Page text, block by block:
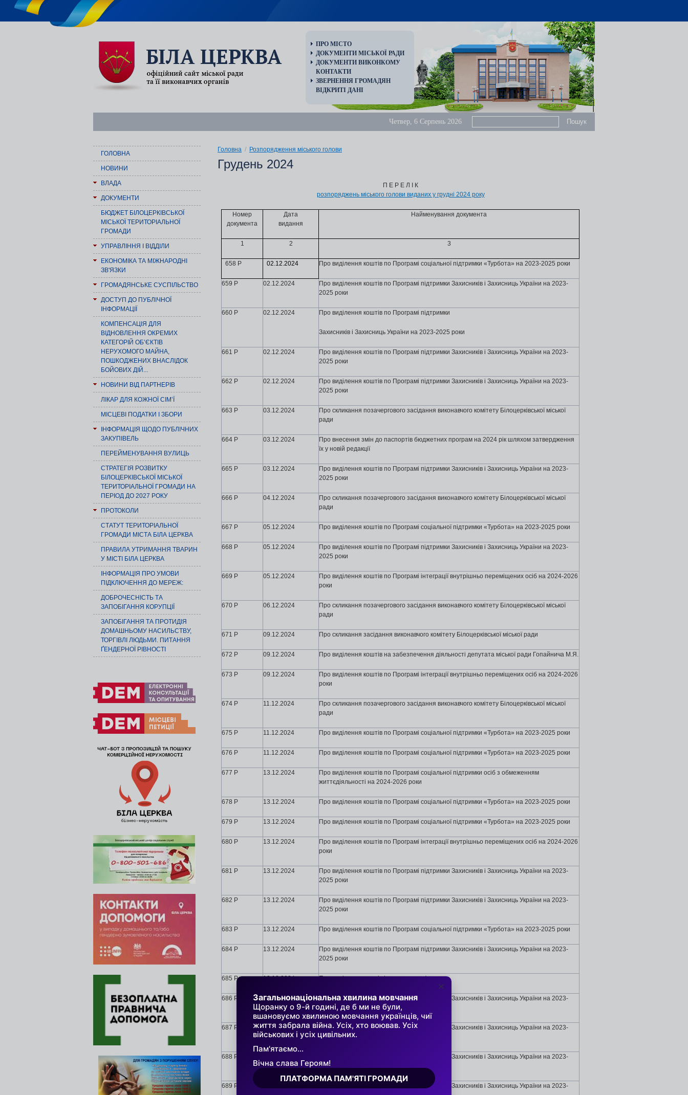
ПРО МІСТО
ДОКУМЕНТИ МІСЬКОЇ РАДИ
ДОКУМЕНТИ ВИКОНКОМУ
КОНТАКТИ
ЗВЕРНЕННЯ ГРОМАДЯН
ВІДКРИТІ ДАНІ
Четвер, 6 Серпень 2026
ГОЛОВНА
НОВИНИ
ВЛАДА
ДОКУМЕНТИ
БЮДЖЕТ БІЛОЦЕРКІВСЬКОЇ
МІСЬКОЇ ТЕРИТОРІАЛЬНОЇ
ГРОМАДИ
УПРАВЛІННЯ І ВІДДІЛИ
ЕКОНОМІКА ТА МІЖНАРОДНІ
ЗВ'ЯЗКИ
ГРОМАДЯНСЬКЕ СУСПІЛЬСТВО
ДОСТУП ДО ПУБЛІЧНОЇ
ІНФОРМАЦІЇ
КОМПЕНСАЦІЯ ДЛЯ
ВІДНОВЛЕННЯ ОКРЕМИХ
КАТЕГОРІЙ ОБ’ЄКТІВ
НЕРУХОМОГО МАЙНА,
ПОШКОДЖЕНИХ ВНАСЛІДОК
БОЙОВИХ ДІЙ...
НОВИНИ ВІД ПАРТНЕРІВ
ЛІКАР ДЛЯ КОЖНОЇ СІМ’Ї
МІСЦЕВІ ПОДАТКИ І ЗБОРИ
ІНФОРМАЦІЯ ЩОДО ПУБЛІЧНИХ
ЗАКУПІВЕЛЬ
ПЕРЕЙМЕНУВАННЯ ВУЛИЦЬ
СТРАТЕГІЯ РОЗВИТКУ
БІЛОЦЕРКІВСЬКОЇ МІСЬКОЇ
ТЕРИТОРІАЛЬНОЇ ГРОМАДИ НА
ПЕРІОД ДО 2027 РОКУ
ПРОТОКОЛИ
СТАТУТ ТЕРИТОРІАЛЬНОЇ
ГРОМАДИ МІСТА БІЛА ЦЕРКВА
ПРАВИЛА УТРИМАННЯ ТВАРИН
У МІСТІ БІЛА ЦЕРКВА
ІНФОРМАЦІЯ ПРО УМОВИ
ПІДКЛЮЧЕННЯ ДО МЕРЕЖ:
ДОБРОЧЕСНІСТЬ ТА
ЗАПОБІГАННЯ КОРУПЦІЇ
ЗАПОБІГАННЯ ТА ПРОТИДІЯ
ДОМАШНЬОМУ НАСИЛЬСТВУ,
ТОРГІВЛІ ЛЮДЬМИ. ПИТАННЯ
ҐЕНДЕРНОЇ РІВНОСТІ
Головна / Розпорядження міського голови
Грудень 2024
П Е Р Е Л І К
розпоряджень міського голови виданих у грудні 2024 року
Номер
документа
Дата
видання
Найменування документа
1 2 3
658 Р 02.12.2024 Про виділення коштів по Програмі соціальної підтримки «Турбота» на 2023-2025 роки
659 Р 02.12.2024
Про виділення коштів по Програмі підтримки Захисників і Захисниць України на 2023-
2025 роки
660 Р 02.12.2024 Про виділення коштів по Програмі підтримки
Захисників і Захисниць України на 2023-2025 роки
661 Р 02.12.2024
Про виділення коштів по Програмі підтримки Захисників і Захисниць України на 2023-
2025 роки
662 Р 02.12.2024
Про виділення коштів по Програмі підтримки Захисників і Захисниць України на 2023-
2025 роки
663 Р 03.12.2024
Про скликання позачергового засідання виконавчого комітету Бiлоцеpкiвської міської
ради
664 Р 03.12.2024
Про внесення змін до паспортів бюджетних програм на 2024 рік шляхом затвердження
їх у новій редакції
665 Р 03.12.2024
Про виділення коштів по Програмі підтримки Захисників і Захисниць України на 2023-
2025 роки
666 Р 04.12.2024
Про скликання позачергового засідання виконавчого комітету Бiлоцеpкiвської міської
ради
667 Р 05.12.2024 Про виділення коштів по Програмі соціальної підтримки «Турбота» на 2023-2025 роки
668 Р 05.12.2024
Про виділення коштів по Програмі підтримки Захисників і Захисниць України на 2023-
2025 роки
669 Р 05.12.2024
Про виділення коштів по Програмі інтеграції внутрішньо переміщених осіб на 2024-2026
роки
670 Р 06.12.2024
Про скликання позачергового засідання виконавчого комітету Бiлоцеpкiвської міської
ради
671 Р 09.12.2024 Про скликання засідання виконавчого комітету Бiлоцеpкiвської міської ради
672 Р 09.12.2024 Про виділення коштів на забезпечення діяльності депутата міської ради Гопайнича М.Я.
673 Р 09.12.2024
Про виділення коштів по Програмі інтеграції внутрішньо переміщених осіб на 2024-2026
роки
674 Р 11.12.2024
Про скликання позачергового засідання виконавчого комітету Бiлоцеpкiвської міської
ради
675 Р 11.12.2024 Про виділення коштів по Програмі соціальної підтримки «Турбота» на 2023-2025 роки
676 Р 11.12.2024 Про виділення коштів по Програмі соціальної підтримки «Турбота» на 2023-2025 роки
677 Р 13.12.2024
Про виділення коштів по Програмі соціальної підтримки осіб з обмеженням
життєдіяльності на 2024-2026 роки
678 Р 13.12.2024 Про виділення коштів по Програмі соціальної підтримки «Турбота» на 2023-2025 роки
679 Р 13.12.2024 Про виділення коштів по Програмі соціальної підтримки «Турбота» на 2023-2025 роки
680 Р 13.12.2024
Про виділення коштів по Програмі інтеграції внутрішньо переміщених осіб на 2024-2026
роки
681 Р 13.12.2024
Про виділення коштів по Програмі підтримки Захисників і Захисниць України на 2023-
2025 роки
682 Р 13.12.2024
Про виділення коштів по Програмі підтримки Захисників і Захисниць України на 2023-
2025 роки
683 Р 13.12.2024 Про виділення коштів по Програмі соціальної підтримки «Турбота» на 2023-2025 роки
684 Р 13.12.2024
Про виділення коштів по Програмі підтримки Захисників і Захисниць України на 2023-
2025 роки
685 Р 13.12.2024 Про виділення коштів із загального фонду
686 Р 13.12.2024
Про виділення коштів по Програмі підтримки Захисників і Захисниць України на 2023-
2025 роки
687 Р 13 .12.2024
Про виділення коштів по Програмі підтримки Захисників і Захисниць України на 2023-
2025 роки
688 Р
Про виділення коштів по Програмі підтримки Захисників і Захисниць України на 2023-
2025 роки
689 Р
Про виділення коштів по Програмі підтримки Захисників і Захисниць України на 2023-